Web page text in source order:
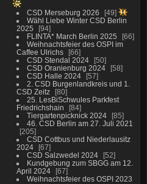
CSD Merseburg 2026
49
Wähl Liebe Winter CSD Berlin
2025
94
FLINTA* March Berlin 2025
66
Weihnachtsfeier des OSPI im
Caffee Ulrichs
66
CSD Stendal 2024
50
CSD Oranienburg 2024
58
CSD Halle 2024
57
2. CSD Burgenlandkreis und 1.
CSD Zeitz
80
25. LesBiSchwules Parkfest
Friedrichshain
84
Tiergartenpicknick 2024
85
46. CSD Berlin am 27. Juli 2021
205
CSD Cottbus und Niederlausitz
2024
67
CSD Salzwedel 2024
52
Kundgebung zum SBGG am 12.
April 2024
67
Weihnachtsfeier des OSPI 2023